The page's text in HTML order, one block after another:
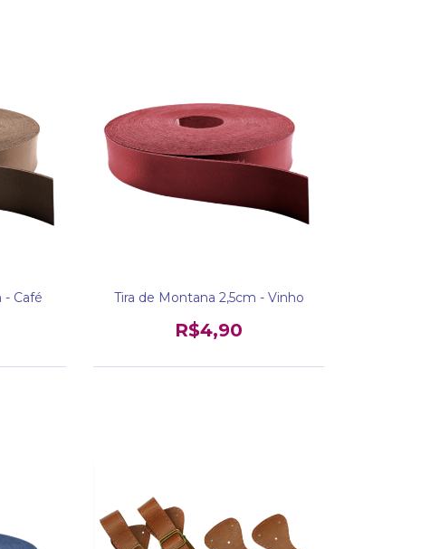
- Café Tira de Montana 2,5cm - Vinho
R$4,90